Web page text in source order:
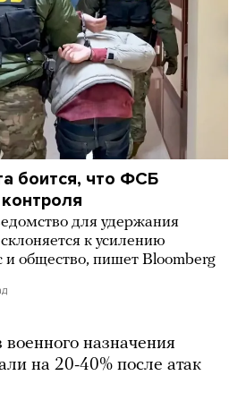
боится, что ФСБ
для удержания
к усилению
и общество, пишет Bloomberg
назначения
на 20-40% после атак